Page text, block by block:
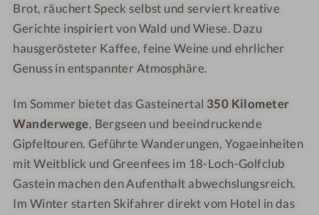
Brot, räuchert Speck selbst und serviert kreative
Gerichte inspiriert von Wald und Wiese. Dazu
hausgerösteter Kaffee, feine Weine und ehrlicher
Genuss in entspannter Atmosphäre.
Im Sommer bietet das Gasteinertal 350 Kilometer
Wanderwege, Bergseen und beeindruckende
Gipfeltouren. Geführte Wanderungen, Yogaeinheiten
mit Weitblick und Greenfees im 18-Loch-Golfclub
Gastein machen den Aufenthalt abwechslungsreich.
Im Winter starten Skifahrer direkt vom Hotel in das